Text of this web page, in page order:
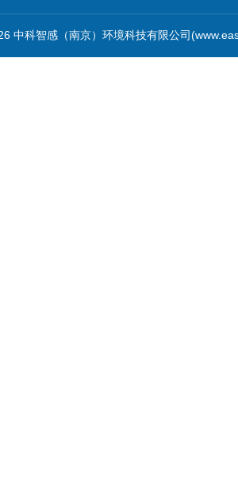
中科智感（南京）环境科技有限公司